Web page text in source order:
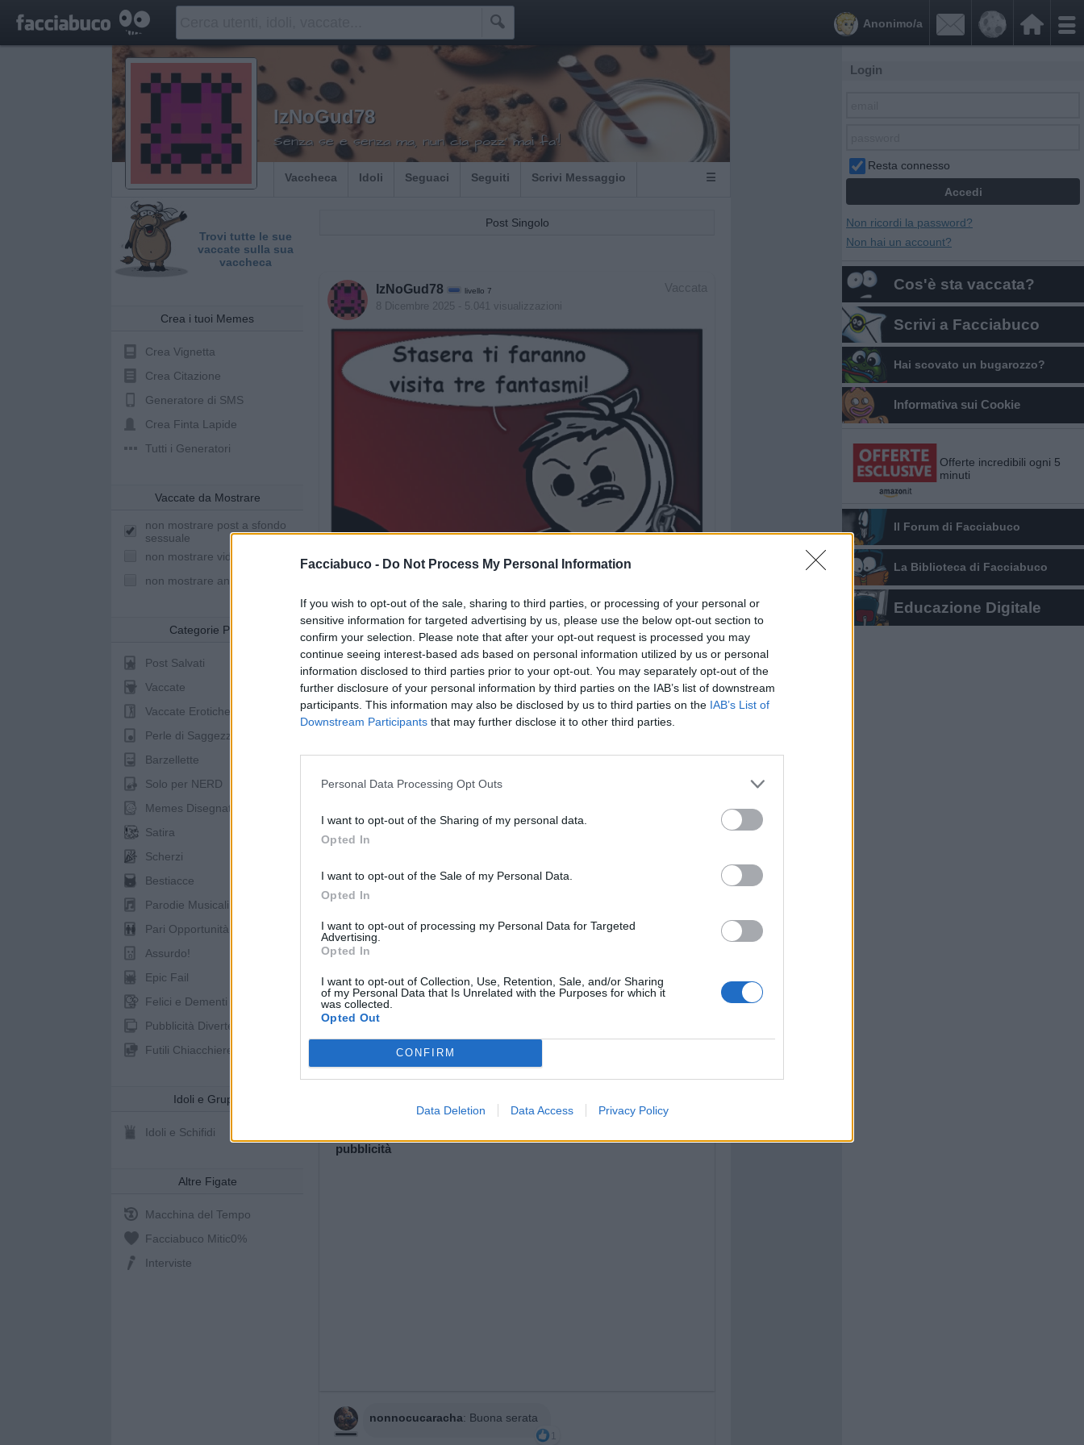
Facciabuco - Do Not Process My Personal Information
If you wish to opt-out of the sale, sharing to third parties, or processing of your personal or
sensitive information for targeted advertising by us, please use the below opt-out section to
confirm your selection. Please note that after your opt-out request is processed you may
continue seeing interest-based ads based on personal information utilized by us or personal
information disclosed to third parties prior to your opt-out. You may separately opt-out of the
further disclosure of your personal information by third parties on the IAB’s list of downstream
participants. This information may also be disclosed by us to third parties on the IAB’s List of
Downstream Participants that may further disclose it to other third parties.
Personal Data Processing Opt Outs
I want to opt-out of the Sharing of my personal data.
Opted In
I want to opt-out of the Sale of my Personal Data.
Opted In
I want to opt-out of processing my Personal Data for Targeted
Advertising.
Opted In
I want to opt-out of Collection, Use, Retention, Sale, and/or Sharing
of my Personal Data that Is Unrelated with the Purposes for which it
was collected.
Opted Out
CONFIRM
Data Deletion Data Access Privacy Policy
 

Anonimo/a
IzNoGud78
Senza se e senza ma, nun cia pozz' mai fa'!
Vaccheca Idoli Seguaci Seguiti Scrivi Messaggio ☰
Trovi tutte le sue
vaccate sulla sua
vaccheca
Crea i tuoi Memes
Crea Vignetta
Crea Citazione
Generatore di SMS
Crea Finta Lapide
Tutti i Generatori
Vaccate da Mostrare
non mostrare post a sfondo
sessuale
non mostrare video youtube
non mostrare animazioni
Categorie Post
Post Salvati
Vaccate
Vaccate Erotiche
Perle di Saggezza
Barzellette
Solo per NERD
Memes Disegnati
Satira
Scherzi
Bestiacce
Parodie Musicali
Pari Opportunità
Assurdo!
Epic Fail
Felici e Dementi
Pubblicità Divertenti
Futili Chiacchiere
Idoli e Gruppi
Idoli e Schifidi
Altre Figate
Macchina del Tempo
Facciabuco Mitic0%
Interviste
Post Singolo
Vaccata
IzNoGud78 livello 7
8 Dicembre 2025 - 5.041 visualizzazioni
Stime: 7  Commenti: 1
Ti stimo fratello Link Salva
Canto di Natale ·Cyanide and Happiness·Pac-Man
pubblicità
nonnocucaracha: Buona serata
1
Login
Resta connesso
Non ricordi la password?
Non hai un account?
Cos'è sta vaccata?
Scrivi a Facciabuco
Hai scovato un bugarozzo?
Informativa sui Cookie
Offerte incredibili ogni 5
minuti
Il Forum di Facciabuco
La Biblioteca di Facciabuco
Educazione Digitale